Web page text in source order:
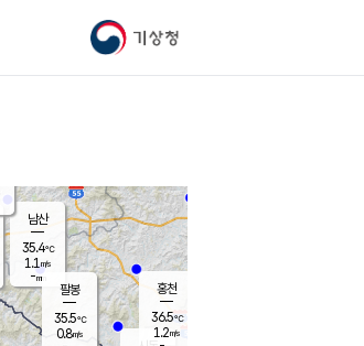
기상청
남산
35.4℃
1.1 m/s
-mm
팔봉
35.5℃
0.8m/s
홍천
36.5℃
1.2m/s